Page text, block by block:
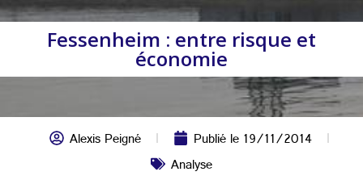
Fessenheim : entre risque et
économie
Alexis Peigné Publié le19/11/2014
Analyse